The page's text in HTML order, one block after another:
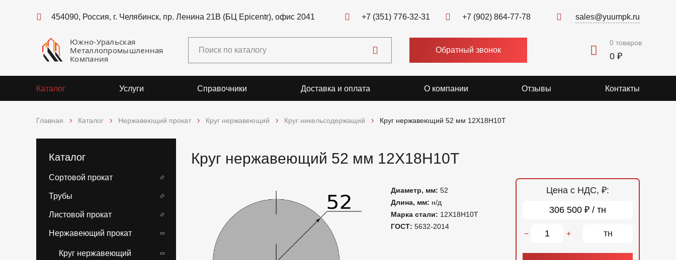
454090, Россия, г. Челябинск, пр. Ленина 21В (БЦ Epicentr), офис 2041 +7 (351) 776-32-31 +7 (902) 864-77-78 sales@yuumpk.ru
Южно-Уральская
Металлопромышленная
Компания
Обратный звонок
0 товаров
0 ₽
Каталог Услуги Справочники Доставка и оплата О компании Отзывы Контакты
Главная Каталог Нержавеющий прокат Круг нержавеющий Круг никельсодержащий Круг нержавеющий 52 мм 12Х18Н10Т
Каталог
Сортовой прокат
Трубы
Листовой прокат
Нержавеющий прокат
Круг нержавеющий
Круг нержавеющий 52 мм 12Х18Н10Т
Диаметр, мм: 52
Длина, мм: н/д
Марка стали: 12Х18Н10Т
ГОСТ: 5632-2014
Цена с НДС, ₽:
306 500 ₽ / тн
− + тн